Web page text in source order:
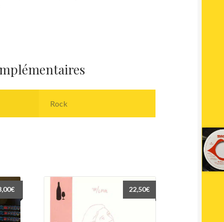
Rock
€ 22,50€